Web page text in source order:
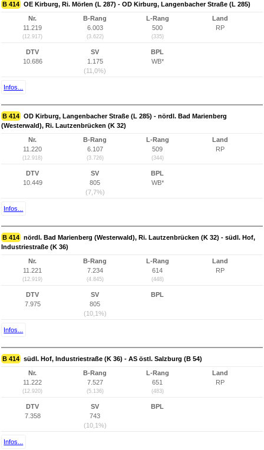
B 414 OE Kirburg, Ri. Mörlen (L 287) - OD Kirburg, Langenbacher Straße (L 285)
Nr.
11.219
(12.917)
B-Rang
6.003
(3.622)
L-Rang
500
(335)
Land
RP
DTV
10.686
SV
1.175
(11,0%)
BPL
WB*
Infos...
B 414 OD Kirburg, Langenbacher Straße (L 285) - nördl. Bad Marienberg
(Westerwald), Ri. Lautzenbrücken (K 32)
Nr.
11.220
(12.918)
B-Rang
6.107
(3.726)
L-Rang
509
(344)
Land
RP
DTV
10.449
SV
805
(7,7%)
BPL
WB*
Infos...
B 414 nördl. Bad Marienberg (Westerwald), Ri. Lautzenbrücken (K 32) - südl. Hof,
Industriestraße (K 36)
Nr.
11.221
(12.919)
B-Rang
7.234
(4.845)
L-Rang
614
(448)
Land
RP
DTV
7.975
SV
805
(10,1%)
BPL
Infos...
B 414 südl. Hof, Industriestraße (K 36) - AS östl. Salzburg (B 54)
Nr.
11.222
(12.920)
B-Rang
7.527
(5.136)
L-Rang
651
(483)
Land
RP
DTV
7.358
SV
743
(10,1%)
BPL
Infos...